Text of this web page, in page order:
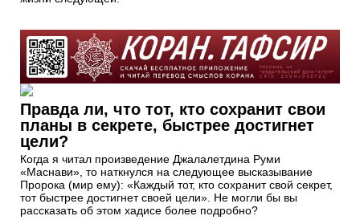
Правда ли, что тот, кто сохранит свои
планы в секрете, быстрее достигнет
цели?
Когда я читал произведение Джалалетдина Руми
«Маснави», то наткнулся на следующее высказывание
Пророка (мир ему): «Каждый тот, кто сохранит свой секрет,
тот быстрее достигнет своей цели». Не могли бы вы
рассказать об этом хадисе более подробно?